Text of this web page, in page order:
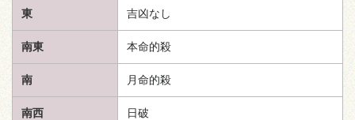
東 吉凶なし
南東 本命的殺
南 月命的殺
南西 日破